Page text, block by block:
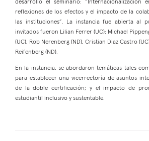
desarrolló el seminario: “Internacionalización
reflexiones de los efectos y el impacto de la
las instituciones”. La instancia fue abierta al
invitados fueron Lilian Ferrer (UC); Michael
(UC), Rob Nerenberg (ND), Cristian Diaz Castro
Reifenberg (ND).
En la instancia, se abordaron temáticas tales
para establecer una vicerrectoría de asuntos
de la doble certificación; y el impacto de
estudiantil inclusivo y sustentable.